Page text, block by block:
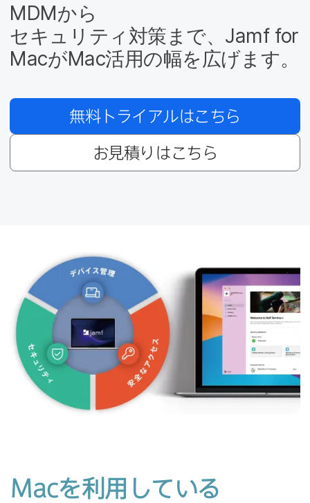
MDMから​
セキュリティ対策まで、 Jamf for
MacがMac活用の​幅を​広げます。
無料トライアルは​こちら
お見積りは​こちら
Macを​利用している​